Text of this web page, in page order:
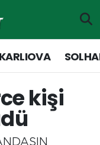
KARLIOVA
kişi